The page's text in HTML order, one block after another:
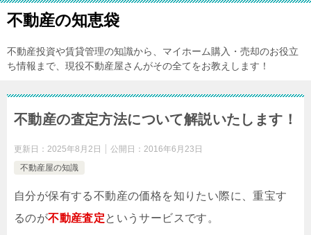
不動産の知恵袋
不動産投資や賃貸管理の知識から、マイホーム購入・売却のお役立
ち情報まで、現役不動産屋さんがその全てをお教えします！
不動産の査定方法について解説いたします！
更新日： 2025年8月2日 公開日： 2016年6月23日
不動産屋の知識
自分が保有する不動産の価格を知りたい際に、重宝す
るのが不動産査定というサービスです。